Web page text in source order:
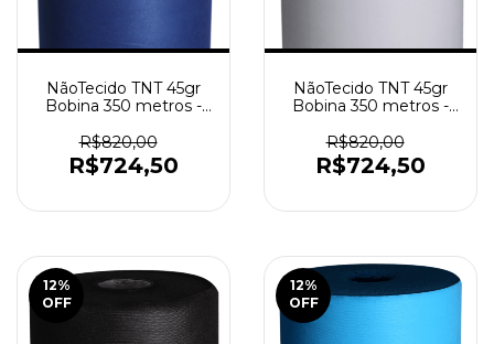
NãoTecido TNT 45gr
Bobina 350 metros -
R$820,00
R$724,50
NãoTecido TNT 45gr
Bobina 350 metros -
R$820,00
R$724,50
12%
OFF
12%
OFF